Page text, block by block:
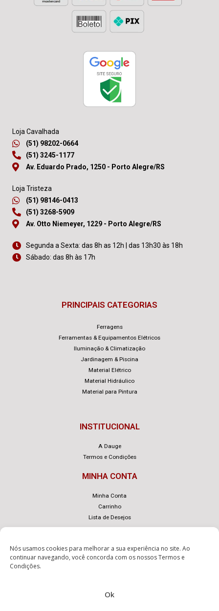
Nós usamos cookies para melhorar a sua experiência no site. Ao
continuar navegando, você concorda com os nossosTermos e
Condições.
Ok
Loja Cavalhada
(51) 98202-0664
(51) 3245-1177
Av. Eduardo Prado, 1250 - Porto Alegre/RS
Loja Tristeza
(51) 98146-0413
(51) 3268-5909
Av. Otto Niemeyer, 1229 - Porto Alegre/RS
Segunda a Sexta: das 8h as 12h | das 13h30 às 18h
Sábado: das 8h às 17h
PRINCIPAIS CATEGORIAS
Ferragens
Ferramentas & Equipamentos Elétricos
Iluminação & Climatização
Jardinagem & Piscina
Material Elétrico
Material Hidráulico
Material para Pintura
INSTITUCIONAL
A Dauge
Termos e Condições
MINHA CONTA
Minha Conta
Carrinho
Lista de Desejos